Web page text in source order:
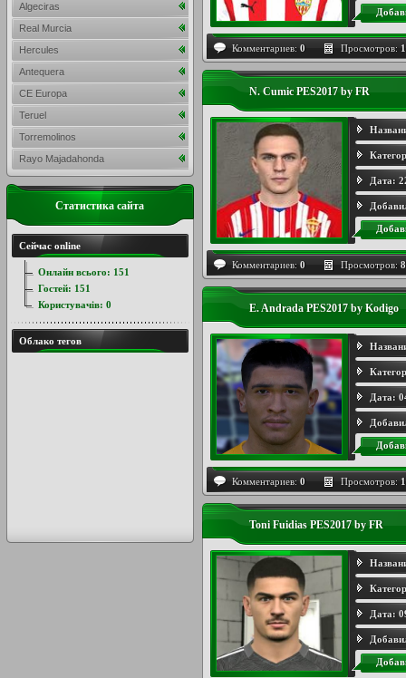
Комментариев: 0 Просмотров:
N. Cumic PES2017 by FR
Дата:
Комментариев: 0 Просмотров:
E. Andrada PES2017 by Kodigo
Дата:
Комментариев: 0 Просмотров:
Toni Fuidias PES2017 by FR
Дата:
Algeciras
Real Murcia
Hercules
Antequera
CE Europa
Teruel
Torremolinos
Rayo Majadahonda
Статистика сайта
Сейчас online
Онлайн всього: 151
Гостей: 151
Користувачів: 0
Облако тегов